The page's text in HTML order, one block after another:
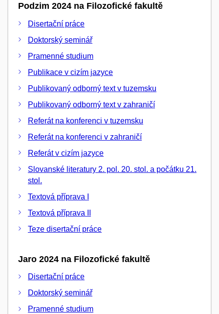
Podzim 2024 na Filozofické fakultě
Disertační práce
Doktorský seminář
Pramenné studium
Publikace v cizím jazyce
Publikovaný odborný text v tuzemsku
Publikovaný odborný text v zahraničí
Referát na konferenci v tuzemsku
Referát na konferenci v zahraničí
Referát v cizím jazyce
Slovanské literatury 2. pol. 20. stol. a počátku 21.
stol.
Textová příprava I
Textová příprava II
Teze disertační práce
Jaro 2024 na Filozofické fakultě
Disertační práce
Doktorský seminář
Pramenné studium